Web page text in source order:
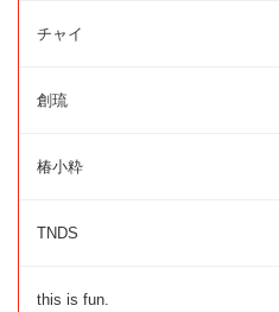
チャイ
創琉
椿小粋
TNDS
this is fun.